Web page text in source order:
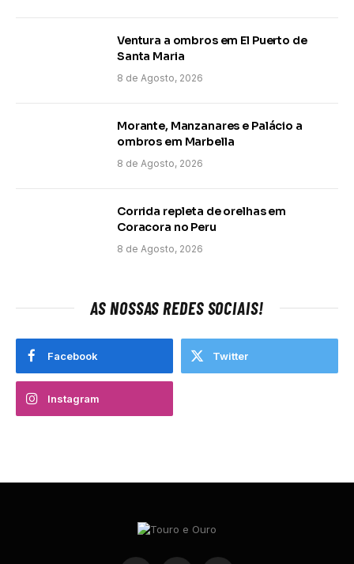
Ventura a ombros em El Puerto de
Santa Maria
8 de Agosto, 2026
Morante, Manzanares e Palácio a
ombros em Marbella
8 de Agosto, 2026
Corrida repleta de orelhas em
Coracora no Peru
8 de Agosto, 2026
AS NOSSAS REDES SOCIAIS!
Facebook Twitter
Instagram